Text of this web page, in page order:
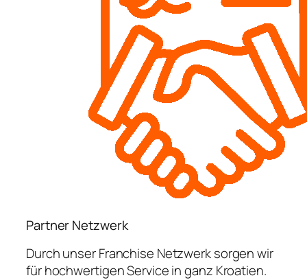
Partner Netzwerk
Durch unser Franchise Netzwerk sorgen wir
für hochwertigen Service in ganz Kroatien.